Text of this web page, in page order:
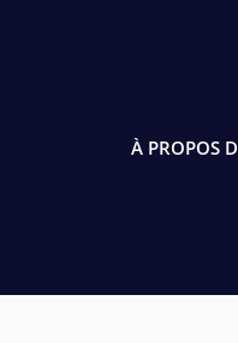
À PROPOS